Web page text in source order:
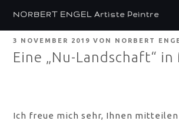
NORBERT ENGEL Artiste Peintre
VERÖFFENTLICHT
AM
3 NOVEMBER 2019 VON NORBERT
Eine „Nu-Landschaft“ in
Ich freue mich sehr, Ihnen mitteilen